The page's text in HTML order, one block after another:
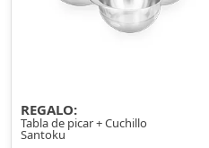
REGALO:
Tabla de picar + Cuchillo
Santoku